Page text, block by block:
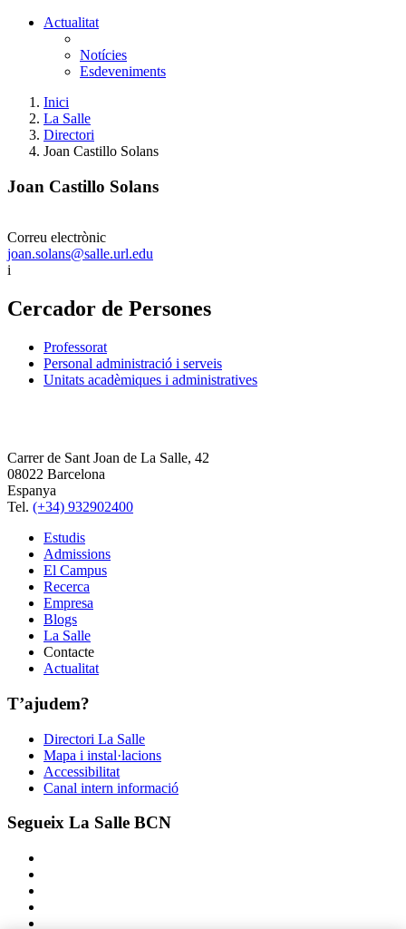
Actualitat
Notícies
Esdeveniments
Inici
La Salle
Directori
Joan Castillo Solans
Joan Castillo Solans
Correu electrònic
joan.solans@salle.url.edu
i
Cercador de Persones
Professorat
Personal administració i serveis
Unitats acadèmiques i administratives
Carrer de Sant Joan de La Salle, 42
08022 Barcelona
Espanya
Tel. (+34) 932902400
Estudis
Admissions
El Campus
Recerca
Empresa
Blogs
La Salle
Contacte
Actualitat
T’ajudem?
Directori La Salle
Mapa i instal·lacions
Accessibilitat
Canal intern informació
Segueix La Salle BCN